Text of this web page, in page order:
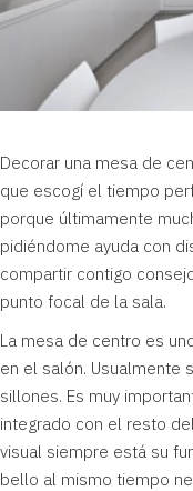
Decorar una mesa de
que escogí el tiempo
porque últimamente
pidiéndome ayuda con
compartir contigo
punto focal de la sala.
La mesa de centro es
en el salón. Usualmente
sillones. Es muy
integrado con el resto
visual siempre está su
bello al mismo tiempo